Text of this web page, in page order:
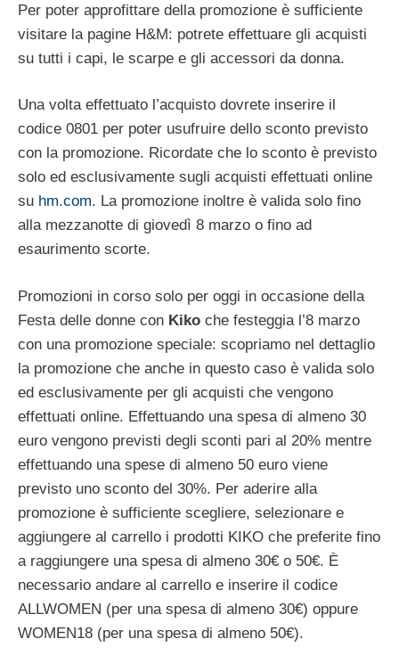
Per poter approfittare della promozione è sufficiente
visitare la pagine H&M: potrete effettuare gli acquisti
su tutti i capi, le scarpe e gli accessori da donna.
Una volta effettuato l’acquisto dovrete inserire il
codice 0801 per poter usufruire dello sconto previsto
con la promozione. Ricordate che lo sconto è previsto
solo ed esclusivamente sugli acquisti effettuati online
su hm.com. La promozione inoltre è valida solo fino
alla mezzanotte di giovedì 8 marzo o fino ad
esaurimento scorte.
Promozioni in corso solo per oggi in occasione della
Festa delle donne con Kiko che festeggia l’8 marzo
con una promozione speciale: scopriamo nel dettaglio
la promozione che anche in questo caso è valida solo
ed esclusivamente per gli acquisti che vengono
effettuati online. Effettuando una spesa di almeno 30
euro vengono previsti degli sconti pari al 20% mentre
effettuando una spese di almeno 50 euro viene
previsto uno sconto del 30%. Per aderire alla
promozione è sufficiente scegliere, selezionare e
aggiungere al carrello i prodotti KIKO che preferite fino
a raggiungere una spesa di almeno 30€ o 50€. È
necessario andare al carrello e inserire il codice
ALLWOMEN (per una spesa di almeno 30€) oppure
WOMEN18 (per una spesa di almeno 50€).